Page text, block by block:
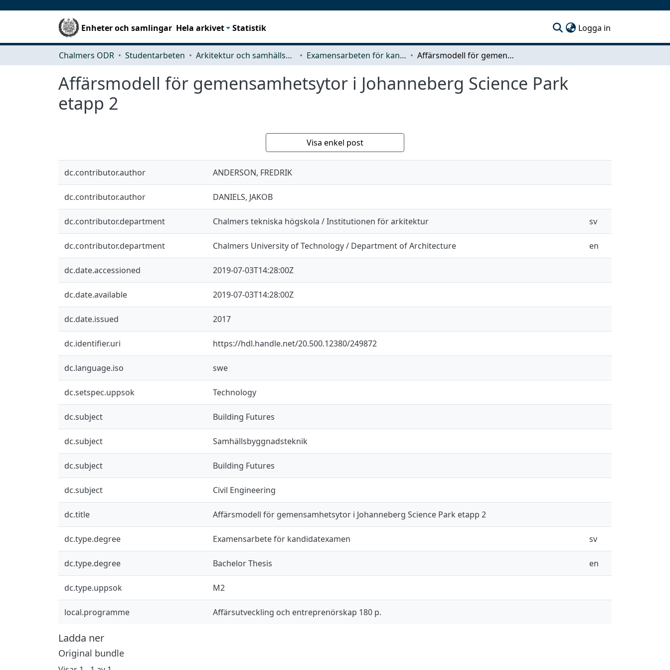
Enheter och samlingar Hela arkivet Statistik Logga in
Chalmers ODR Studentarbeten Arkitektur och samhällsbyggnadsteknik (ACE) Examensarbeten för kandidatexamen Affärsmodell för gemensamhetsytor i Johanneberg Science Park etapp 2
Affärsmodell för gemensamhetsytor i Johanneberg Science Park
etapp 2
Visa enkel post
dc.contributor.author ANDERSON, FREDRIK
dc.contributor.author DANIELS, JAKOB
dc.contributor.department Chalmers tekniska högskola / Institutionen för arkitektur sv
dc.contributor.department Chalmers University of Technology / Department of Architecture en
dc.date.accessioned 2019-07-03T14:28:00Z
dc.date.available 2019-07-03T14:28:00Z
dc.date.issued 2017
dc.identifier.uri https://hdl.handle.net/20.500.12380/249872
dc.language.iso swe
dc.setspec.uppsok Technology
dc.subject Building Futures
dc.subject Samhällsbyggnadsteknik
dc.subject Building Futures
dc.subject Civil Engineering
dc.title Affärsmodell för gemensamhetsytor i Johanneberg Science Park etapp 2
dc.type.degree Examensarbete för kandidatexamen sv
dc.type.degree Bachelor Thesis en
dc.type.uppsok M2
local.programme Affärsutveckling och entreprenörskap 180 p.
Ladda ner
Original bundle